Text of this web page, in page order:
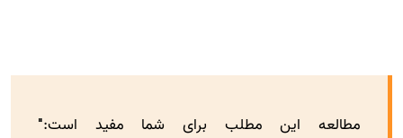
مطالعه این مطلب برای شما مفید است:"